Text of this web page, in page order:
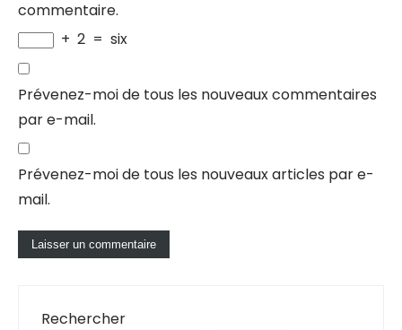
commentaire.
+ 2 = six
Prévenez-moi de tous les nouveaux commentaires
par e-mail.
Prévenez-moi de tous les nouveaux articles par e-
mail.
Rechercher